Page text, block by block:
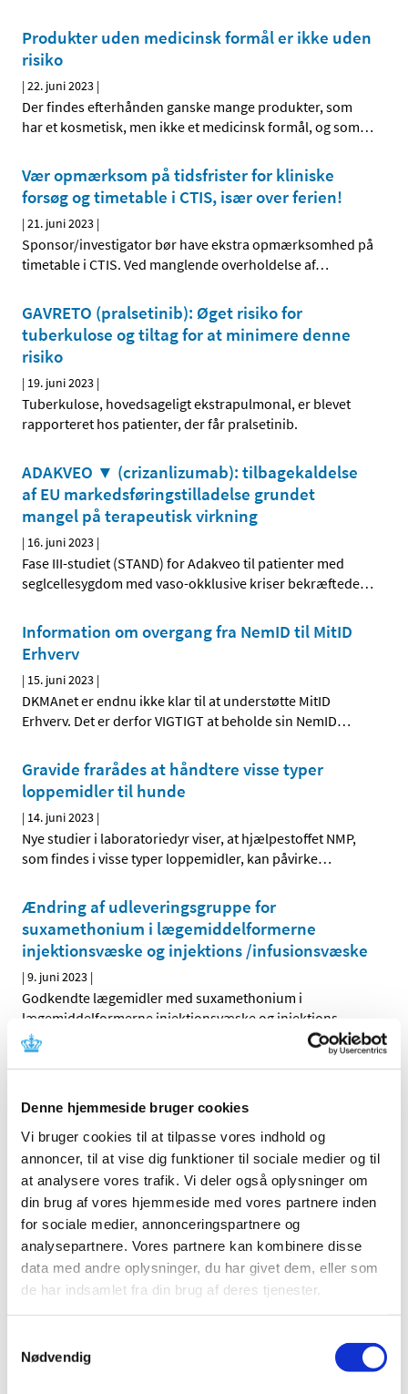
Denne hjemmeside bruger cookies
Vi bruger cookies til at tilpasse vores indhold og
annoncer, til at vise dig funktioner til sociale medier og til
at analysere vores trafik. Vi deler også oplysninger om
din brug af vores hjemmeside med vores partnere inden
for sociale medier, annonceringspartnere og
analysepartnere. Vores partnere kan kombinere disse
data med andre oplysninger, du har givet dem, eller som
de har indsamlet fra din brug af deres tjenester.
Nødvendig
Produkter uden medicinsk formål er ikke uden
risiko
|22. juni 2023 |
Der findes efterhånden ganske mange produkter, som
har et kosmetisk, men ikke et medicinsk formål, og som…
Vær opmærksom på tidsfrister for kliniske
forsøg og timetable i CTIS, især over ferien!
|21. juni 2023 |
Sponsor/investigator bør have ekstra opmærksomhed på
timetable i CTIS. Ved manglende overholdelse af…
GAVRETO (pralsetinib): Øget risiko for
tuberkulose og tiltag for at minimere denne
risiko
| 19. juni 2023 |
Tuberkulose, hovedsageligt ekstrapulmonal, er blevet
rapporteret hos patienter, der får pralsetinib.
ADAKVEO ▼ (crizanlizumab): tilbagekaldelse
af EU markedsføringstilladelse grundet
mangel på terapeutisk virkning
| 16. juni 2023 |
Fase III-studiet (STAND) for Adakveo til patienter med
seglcellesygdom med vaso-okklusive kriser bekræftede…
Information om overgang fra NemID til MitID
Erhverv
| 15. juni 2023 |
DKMAnet er endnu ikke klar til at understøtte MitID
Erhverv. Det er derfor VIGTIGT at beholde sin NemID…
Gravide frarådes at håndtere visse typer
loppemidler til hunde
| 14. juni 2023 |
Nye studier i laboratoriedyr viser, at hjælpestoffet NMP,
som findes i visse typer loppemidler, kan påvirke…
Ændring af udleveringsgruppe for
suxamethonium i lægemiddelformerne
injektionsvæske og injektions /infusionsvæske
|9. juni 2023 |
Godkendte lægemidler med suxamethonium i
lægemiddelformerne injektionsvæske og injektions
Aduvanz 30 mg trukket tilbage – tjek dine
|9. juni 2023|
Patienter, der er i behandling med ADHD-medicinen
Aduvanz 30 mg fra leverandøren Takeda Pharma, skal …
Systemiske og inhalerede fluorquinolon-
antibiotika: påmindelse om begrænsninger
ved brug
|9. juni 2023|
Nye studiedata tyder på, at fluorquinoloner fortsat
ordineres ud over de anbefalede anvendelser.
Bevilling til at drive Roskilde Dom Apotek